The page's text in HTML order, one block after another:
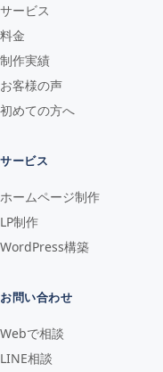
サービス
料金
制作実績
お客様の声
初めての方へ
サービス
ホームページ制作
LP制作
WordPress構築
お問い合わせ
Webで相談
LINE相談